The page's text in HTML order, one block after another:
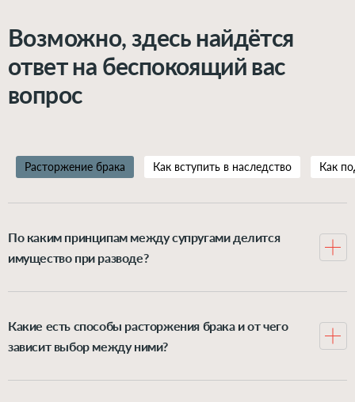
Возможно, здесь найдётся
ответ на беспокоящий вас
вопрос
Расторжение брака Как вступить в наследство Как
По каким принципам между супругами делится
имущество при разводе?
делится между ними пополам, хотя иногда можно
имуществе. А вот всё, что каждый имел до
регистрации отношений либо получил после неё в
Какие есть способы расторжения брака и от чего
зависит выбор между ними?
суд. Выбор варианта зависит от нескольких факторов: